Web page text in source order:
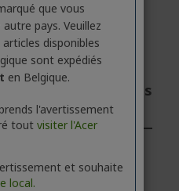
nos meilleures
!
que vous
pays. Veuillez
disponibles
sont expédiés
en Belgique.
l'avertissement
tout visiter l'Acer
et souhaite
local.